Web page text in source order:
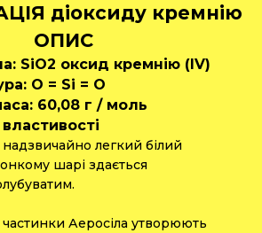
діоксиду кремнію
ОПИС
SiО2 оксид кремнію (IV)
О = Si = О
60,08 г / моль
легкий білий
шарі здається
частинки Аеросіла утворюють